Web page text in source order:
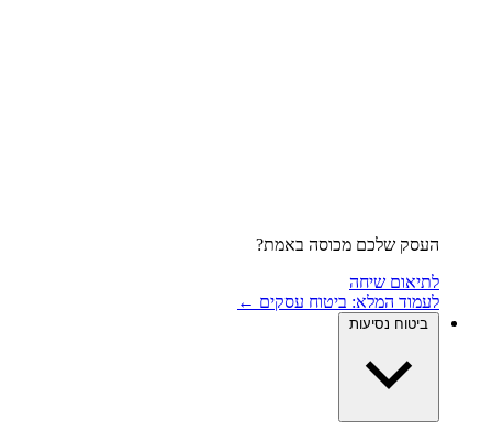
העסק שלכם מכוסה באמת?
לתיאום שיחה
לעמוד המלא: ביטוח עסקים ←
ביטוח נסיעות